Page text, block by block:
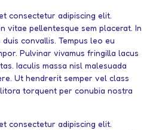
consectetur adipiscing elit.
vitae pellentesque sem placerat. In
convallis. Tempus leo eu
Pulvinar vivamus fringilla lacus
Iaculis massa nisl malesuada
Ut hendrerit semper vel class
torquent per conubia nostra
consectetur adipiscing elit.